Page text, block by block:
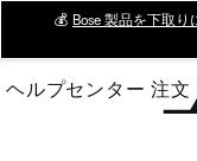
Main
💰 Bose 製品を下取
ヘルプセンター 注文